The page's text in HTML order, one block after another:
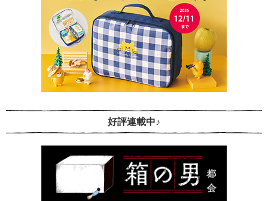
好評連載中♪